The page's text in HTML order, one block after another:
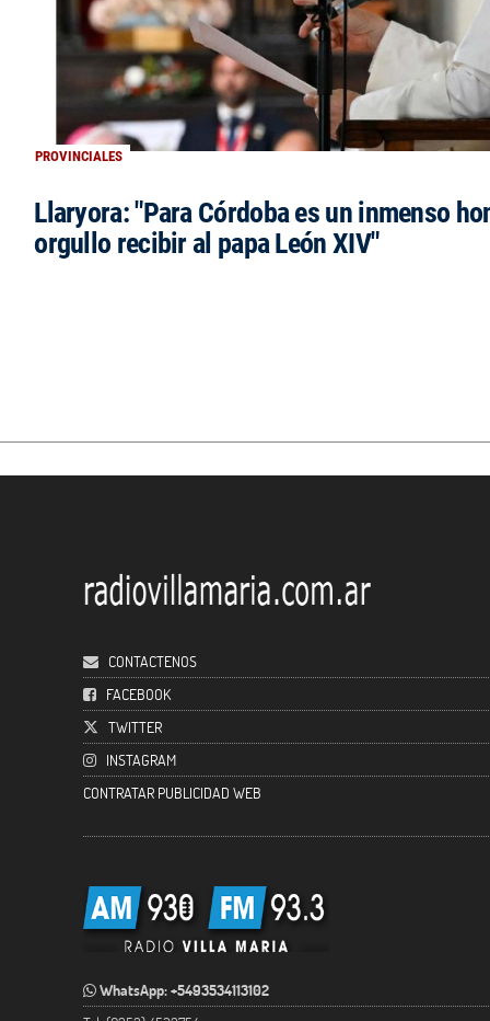
PROVINCIALES
Llaryora: "Para Córdoba es un inmenso
orgullo recibir al papa León XIV"
CONTACTENOS
FACEBOOK
TWITTER
INSTAGRAM
CONTRATAR PUBLICIDAD WEB
WhatsApp: +5493534113102